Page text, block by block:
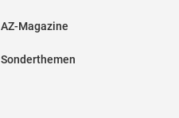
AZ-Magazine
Sonderthemen